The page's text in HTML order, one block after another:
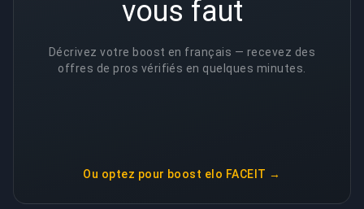
vous faut
Décrivez votre boost en français — recevez des
offres de pros vérifiés en quelques minutes.
Ou optez pour boost elo FACEIT →